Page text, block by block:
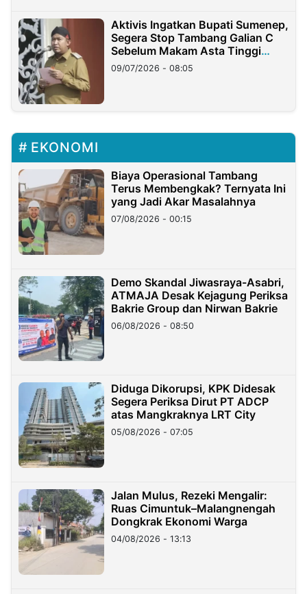
Aktivis Ingatkan Bupati Sumenep,
Segera Stop Tambang Galian C
Sebelum Makam Asta Tinggi
Longsor
09/07/2026 - 08:05
EKONOMI
Biaya Operasional Tambang
Terus Membengkak? Ternyata Ini
yang Jadi Akar Masalahnya
07/08/2026 - 00:15
Demo Skandal Jiwasraya-Asabri,
ATMAJA Desak Kejagung Periksa
Bakrie Group dan Nirwan Bakrie
06/08/2026 - 08:50
Diduga Dikorupsi, KPK Didesak
Segera Periksa Dirut PT ADCP
atas Mangkraknya LRT City
05/08/2026 - 07:05
Jalan Mulus, Rezeki Mengalir:
Ruas Cimuntuk–Malangnengah
Dongkrak Ekonomi Warga
04/08/2026 - 13:13